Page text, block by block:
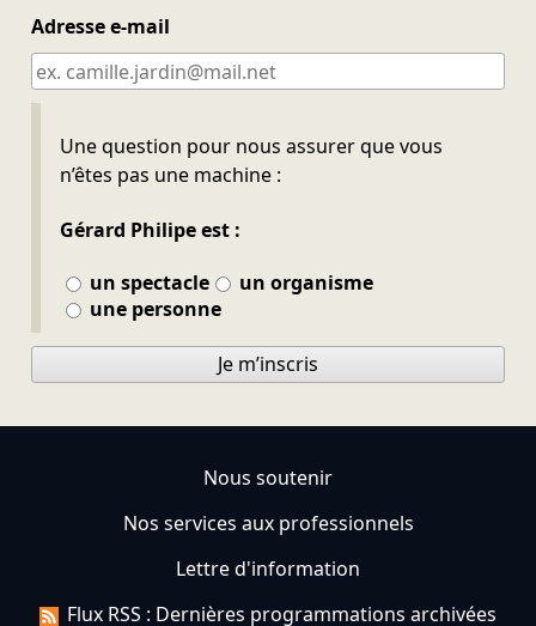
Adresse e-mail
Une question pour nous assurer que vous
n’êtes pas une machine :
Gérard Philipe est :
un spectacle
un organisme
une personne
Ne pas remplir
Je m’inscris
Nous soutenir
Nos services aux professionnels
Lettre d'information
Flux RSS : Dernières programmations archivées